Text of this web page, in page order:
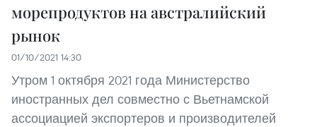
морепродуктов на австралийский
рынок
01/10/2021 14:30
Утром 1 октября 2021 года Министерство
иностранных дел совместно с Вьетнамской
ассоциацией экспортеров и производителей